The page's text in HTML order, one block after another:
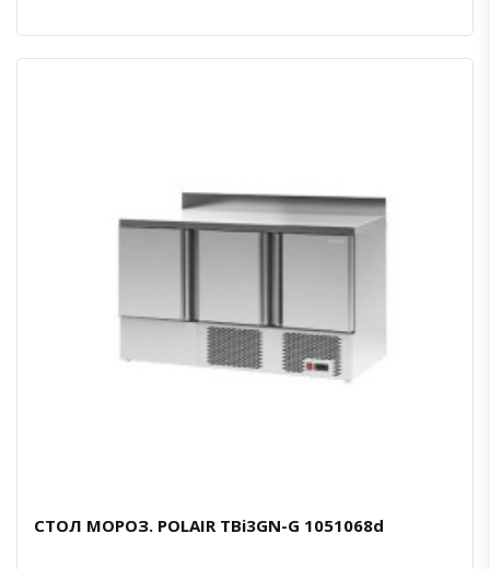
СТОЛ МОРОЗ. POLAIR TBi3GN-G 1051068d